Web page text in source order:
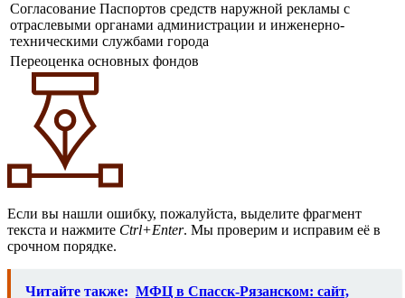
Согласование Паспортов средств наружной рекламы с
отраслевыми органами администрации и инженерно-
техническими службами города
Переоценка основных фондов
Если вы нашли ошибку, пожалуйста, выделите фрагмент
текста и нажмите Ctrl+Enter. Мы проверим и исправим её в
срочном порядке.
Читайте также: МФЦ в Спасск-Рязанском: сайт,